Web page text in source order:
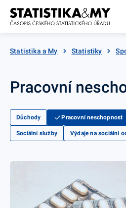
Přejít k obsahu
Statistika a My Statistiky
Pracovní
Důchody Pracovní neschopnost
Sociální služby Výdaje na sociální